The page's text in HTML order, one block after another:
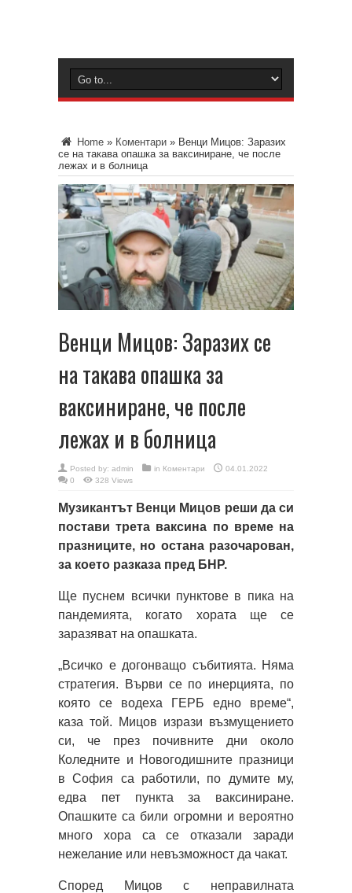
Home » Коментари » Венци Мицов: Заразих
се на такава опашка за ваксиниране, че после
лежах и в болница
Венци Мицов: Заразих се
на такава опашка за
ваксиниране, че после
лежах и в болница
Posted by: admin in Коментари
04.01.2022
0
328 Views
Музикантът Венци Мицов реши да си
постави трета ваксина по време на
празниците, но остана разочарован,
за което разказа пред БНР.
Ще пуснем всички пунктове в пика на
пандемията, когато хората ще се
заразяват на опашката.
„Всичко е догонващо събитията. Няма
стратегия. Върви се по инерцията, по
която се водеха ГЕРБ едно време“,
каза той. Мицов изрази възмущението
си, че през почивните дни около
Коледните и Новогодишните празници
в София са работили, по думите му,
едва пет пункта за ваксиниране.
Опашките са били огромни и вероятно
много хора са се отказали заради
нежелание или невъзможност да чакат.
Според Мицов с неправилната